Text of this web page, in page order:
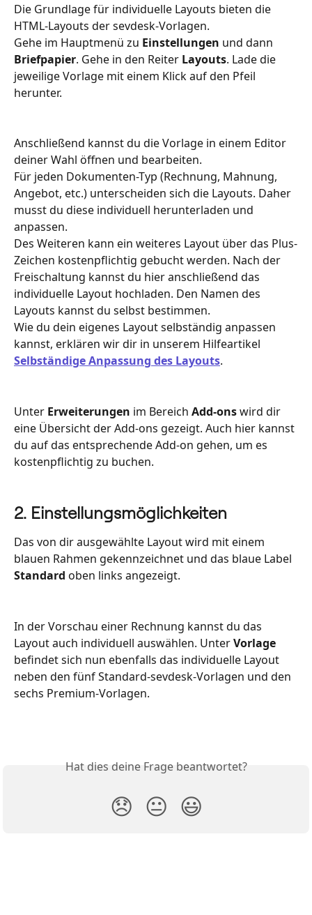
Die Grundlage für individuelle Layouts bieten die
HTML-Layouts der sevdesk-Vorlagen.
Gehe im Hauptmenü zu Einstellungen und dann
Briefpapier. Gehe in den Reiter Layouts. Lade die
jeweilige Vorlage mit einem Klick auf den Pfeil
herunter.
Anschließend kannst du die Vorlage in einem Editor
deiner Wahl öffnen und bearbeiten.
Für jeden Dokumenten-Typ (Rechnung, Mahnung,
Angebot, etc.) unterscheiden sich die Layouts. Daher
musst du diese individuell herunterladen und
anpassen.
Des Weiteren kann ein weiteres Layout über das Plus-
Zeichen kostenpflichtig gebucht werden. Nach der
Freischaltung kannst du hier anschließend das
individuelle Layout hochladen. Den Namen des
Layouts kannst du selbst bestimmen.
Wie du dein eigenes Layout selbständig anpassen
kannst, erklären wir dir in unserem Hilfeartikel
Selbständige Anpassung des Layouts.
Unter Erweiterungen im Bereich Add-ons wird dir
eine Übersicht der Add-ons gezeigt. Auch hier kannst
du auf das entsprechende Add-on gehen, um es
kostenpflichtig zu buchen.
2. Einstellungsmöglichkeiten
Das von dir ausgewählte Layout wird mit einem
blauen Rahmen gekennzeichnet und das blaue Label
Standard oben links angezeigt.
In der Vorschau einer Rechnung kannst du das
Layout auch individuell auswählen. Unter Vorlage
befindet sich nun ebenfalls das individuelle Layout
neben den fünf Standard-sevdesk-Vorlagen und den
sechs Premium-Vorlagen.
Hat dies deine Frage beantwortet?
😞 😐 😃